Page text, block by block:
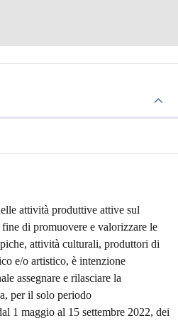
attività produttive attive sul
di promuovere e valorizzare le
attività culturali, produttori di
e/o artistico, è intenzione
assegnare e rilasciare la
per il solo periodo
1 maggio al 15 settembre 2022, dei